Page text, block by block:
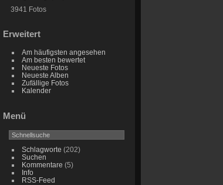
3941 Fotos
Erweitert
Am häufigsten angesehen
Am besten bewertet
Neueste Fotos
Neueste Alben
Zufällige Fotos
Kalender
Menü
Schlagworte (202)
Suchen
Kommentare (5)
Info
RSS-Feed